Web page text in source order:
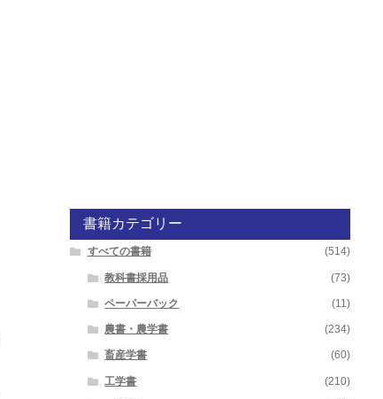
書籍カテゴリー
すべての書籍 (514)
教科書採用品 (73)
ペーパーバック (11)
農書・農学書 (234)
畜産学書 (60)
工学書 (210)